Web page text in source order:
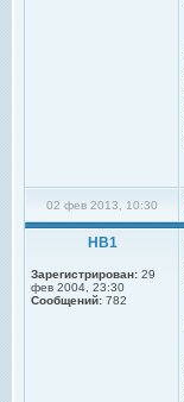
02 фев 2013, 10:30
НВ1
Зарегистрирован: 29
фев 2004, 23:30
Сообщений: 782